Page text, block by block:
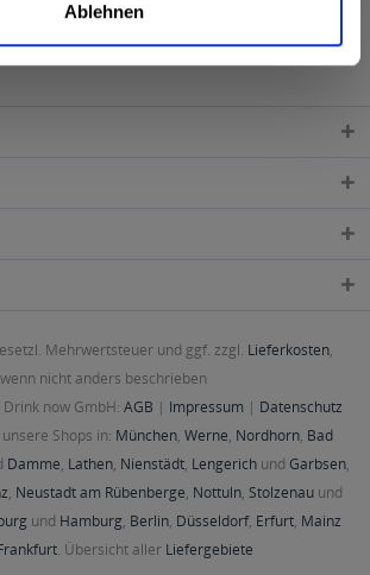
Ablehnen
Orten und Postleitzahl-Gebieten
Mehrwertsteuer und ggf. zzgl. Lieferkosten,
wenn nicht anders beschrieben
now GmbH: AGB | Impressum | Datenschutz
Shops in: München, Werne, Nordhorn, Bad
Damme, Lathen, Nienstädt, Lengerichund Garbsen,
, Neustadt am Rübenberge, Nottuln, Stolzenau und
und Hamburg, Berlin, Düsseldorf, Erfurt, Mainz
. Übersicht aller Liefergebiete